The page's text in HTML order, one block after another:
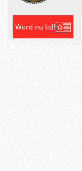
Word nu lid!